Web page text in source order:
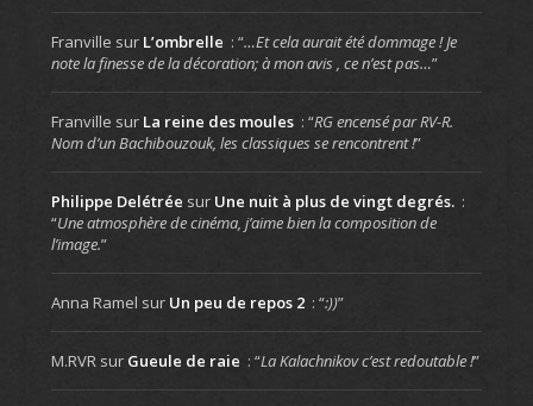
Franville sur L’ombrelle : “…Et cela aurait été dommage ! Je
note la finesse de la décoration; à mon avis , ce n’est pas…”
Franville sur La reine des moules : “RG encensé par RV-R.
Nom d’un Bachibouzouk, les classiques se rencontrent !”
Philippe Delétrée sur Une nuit à plus de vingt degrés. :
“Une atmosphère de cinéma, j’aime bien la composition de
l’image.”
Anna Ramel sur Un peu de repos 2 : “:))”
M.RVRsur Gueule de raie : “La Kalachnikov c’est redoutable !”